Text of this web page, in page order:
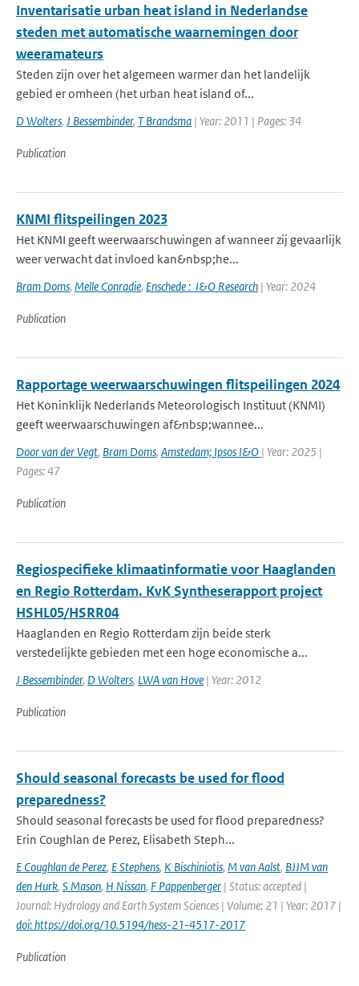
Inventarisatie urban heat island in Nederlandse
steden met automatische waarnemingen door
weeramateurs
Steden zijn over het algemeen warmer dan het landelijk
gebied er omheen (het urban heat island of...
D Wolters, J Bessembinder, T Brandsma | Year: 2011 | Pages: 34
Publication
KNMI flitspeilingen 2023
Het KNMI geeft weerwaarschuwingen af wanneer zij gevaarlijk
weer verwacht dat invloed kan&nbsp;he...
Bram Doms, Melle Conradie, Enschede : I&O Research | Year: 2024
Publication
Rapportage weerwaarschuwingen flitspeilingen 2024
Het Koninklijk Nederlands Meteorologisch Instituut (KNMI)
geeft weerwaarschuwingen af&nbsp;wannee...
Door van der Vegt, Bram Doms, Amstedam; Ipsos I&O | Year: 2025 |
Pages: 47
Publication
Regiospecifieke klimaatinformatie voor Haaglanden
en Regio Rotterdam. KvK Syntheserapport project
HSHL05/HSRR04
Haaglanden en Regio Rotterdam zijn beide sterk
verstedelijkte gebieden met een hoge economische a...
J Bessembinder, D Wolters, LWA van Hove | Year: 2012
Publication
Should seasonal forecasts be used for flood
preparedness?
Should seasonal forecasts be used for flood preparedness?
Erin Coughlan de Perez, Elisabeth Steph...
E Coughlan de Perez, E Stephens, K Bischiniotis, M van Aalst, BJJM van
den Hurk, S Mason, H Nissan, F Pappenberger | Status: accepted |
Journal: Hydrology and Earth System Sciences | Volume: 21 | Year: 2017 |
doi: https://doi.org/10.5194/hess-21-4517-2017
Publication